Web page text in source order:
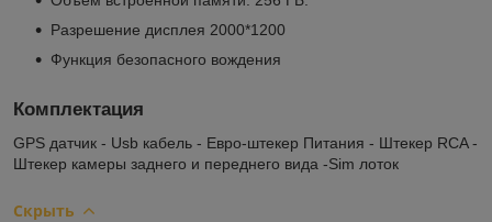
Разрешение дисплея 2000*1200
Функция безопасного вождения
Комплектация
GPS датчик - Usb кабель - Евро-штекер Питания - Штекер RCA -
Штекер камеры заднего и переднего вида -Sim лоток
Скрыть